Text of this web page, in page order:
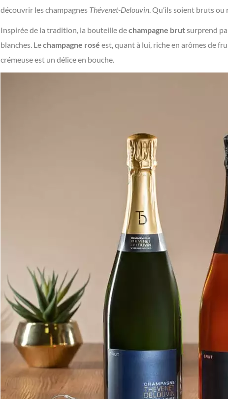
découvrir les champagnes Thévenet-Delouvin. Qu’ils soient bruts
Inspirée de la tradition, la bouteille dechampagne brutsurprend
blanches. Lechampagne rosé est, quant à lui, riche en arômes de
crémeuse est un délice en bouche.